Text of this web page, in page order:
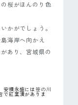
桜がほんのり色
かがでしょう。
海岸へ向かえ
あり、宮城県の
安積永盛には 笹の川
で紅葉漬がありま